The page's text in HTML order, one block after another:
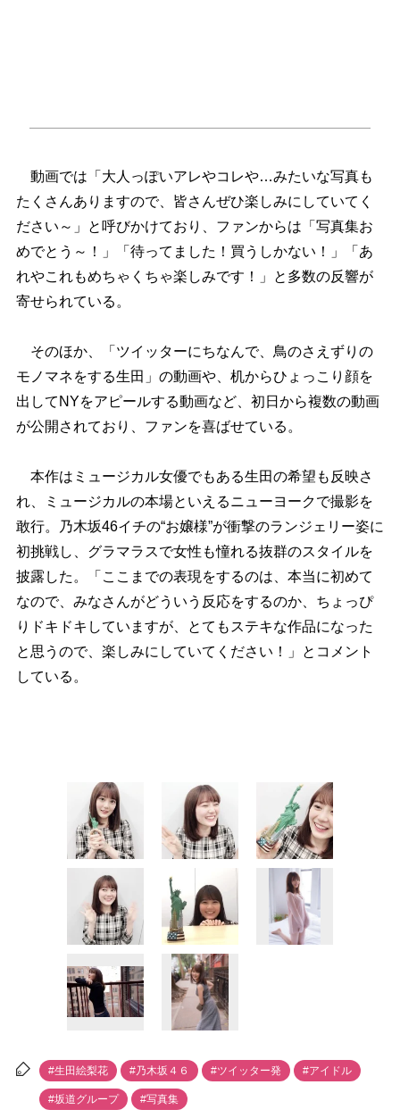
動画では「大人っぽいアレやコレや…みたいな写真も
たくさんありますので、皆さんぜひ楽しみにしていてく
ださい～」と呼びかけており、ファンからは「写真集お
めでとう～！」「待ってました！買うしかない！」「あ
れやこれもめちゃくちゃ楽しみです！」と多数の反響が
寄せられている。
そのほか、「ツイッターにちなんで、鳥のさえずりの
モノマネをする生田」の動画や、机からひょっこり顔を
出してNYをアピールする動画など、初日から複数の動画
が公開されており、ファンを喜ばせている。
本作はミュージカル女優でもある生田の希望も反映さ
れ、ミュージカルの本場といえるニューヨークで撮影を
敢行。乃木坂46イチの“お嬢様”が衝撃のランジェリー姿に
初挑戦し、グラマラスで女性も憧れる抜群のスタイルを
披露した。「ここまでの表現をするのは、本当に初めて
なので、みなさんがどういう反応をするのか、ちょっぴ
りドキドキしていますが、とてもステキな作品になった
と思うので、楽しみにしていてください！」とコメント
している。
#生田絵梨花 #乃木坂４６ #ツイッター発 #アイドル
#坂道グループ #写真集